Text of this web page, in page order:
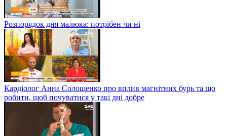
Розпорядок дня малюка: потрібен чи ні
Кардіолог Анна Солощенко про вплив магнітних бурь та що
робити, щоб почуватися у такі дні добре